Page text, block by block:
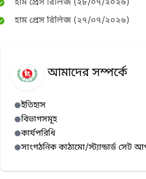
হাম প্রেস রিলিজ (২৭/০৭/২০২৬)
হাম প্রেস রিলিজ (২৬/০৭/২০২৬)
হাম প্রেস রিলিজ (২৩/০৭/২০২৬)
হাম প্রেস রিলিজ (২১/০৭/২০২৬)
হাম প্রেস রিলিজ (২০/০৭/২০২৬)
হাম প্রেস রিলিজ (১৯/০৭/২০২৬)
হাম প্রেস রিলিজ (১৮/০৭/২০২৬)
আমাদের সম্পর্কে
ইতিহাস
বিভাগসমূহ
কার্যপরিধি
সাংগঠনিক কাঠামো/স্ট্যান্ডার্ড সেট